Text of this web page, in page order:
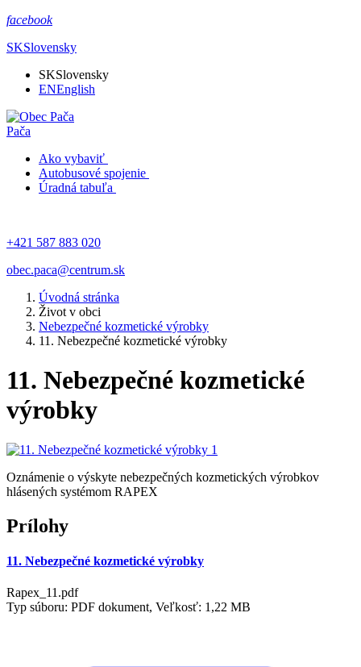
facebook
SKSlovensky
SKSlovensky
ENEnglish
Pača
Ako vybaviť
Autobusové spojenie
Úradná tabuľa
+421 587 883 020
obec.paca@centrum.sk
Úvodná stránka
Život v obci
Nebezpečné kozmetické výrobky
11. Nebezpečné kozmetické výrobky
11. Nebezpečné kozmetické
výrobky
Oznámenie o výskyte nebezpečných kozmetických výrobkov
hlásených systémom RAPEX
Prílohy
11. Nebezpečné kozmetické výrobky
Rapex_11.pdf
Typ súboru: PDF dokument, Veľkosť: 1,22 MB